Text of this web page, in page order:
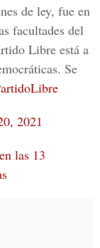
de ley, fue en
facultades del
Libre está a
Se
2021
las 13